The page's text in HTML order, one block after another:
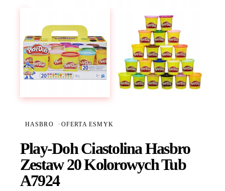
HASBRO · OFERTA ESMYK
Play-Doh Ciastolina Hasbro
Zestaw 20 Kolorowych Tub
A7924